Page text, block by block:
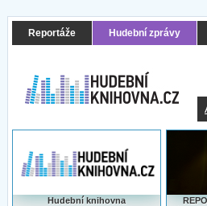
Reportáže Hudební zprávy
Hudební knihovna